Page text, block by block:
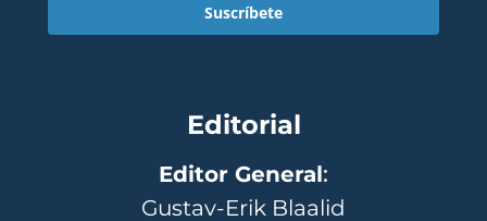
Suscríbete
Editorial
Editor General:
Gustav-Erik Blaalid